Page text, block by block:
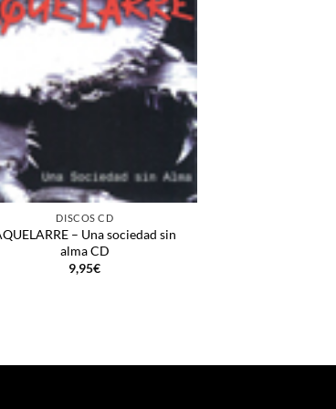
DISCOS CD
– Una sociedad sin
alma CD
9,95€